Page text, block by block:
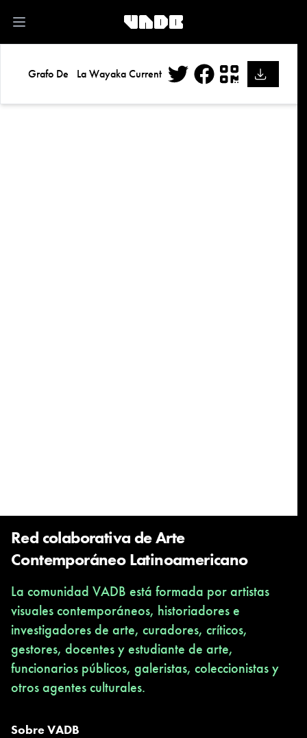
Open main menu
Grafo De La Wayaka Current
Facebook
Red colaborativa de Arte
Contemporáneo Latinoamericano
La comunidad VADB está formada por artistas
visuales contemporáneos, historiadores e
investigadores de arte, curadores, críticos,
gestores, docentes y estudiante de arte,
funcionarios públicos, galeristas, coleccionistas y
otros agentes culturales.
Sobre VADB